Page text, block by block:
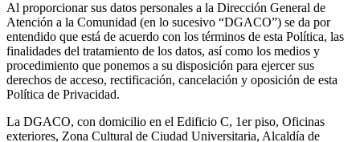
Al proporcionar sus datos personales a la Dirección General de
Atención a la Comunidad (en lo sucesivo “DGACO”) se da por
entendido que está de acuerdo con los términos de esta Política, las
finalidades del tratamiento de los datos, así como los medios y
procedimiento que ponemos a su disposición para ejercer sus
derechos de acceso, rectificación, cancelación y oposición de esta
Política de Privacidad.
La DGACO, con domicilio en el Edificio C, 1er piso, Oficinas
exteriores, Zona Cultural de Ciudad Universitaria, Alcaldía de